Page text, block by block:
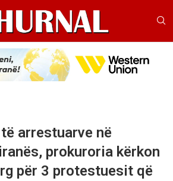
arrestuarve në
prokuroria kërkon
për 3 protestuesit që